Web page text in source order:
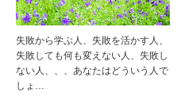
失敗から学ぶ人、失敗を活かす人、
失敗しても何も変えない人、失敗し
ない人、、、あなたはどういう人で
しょ…